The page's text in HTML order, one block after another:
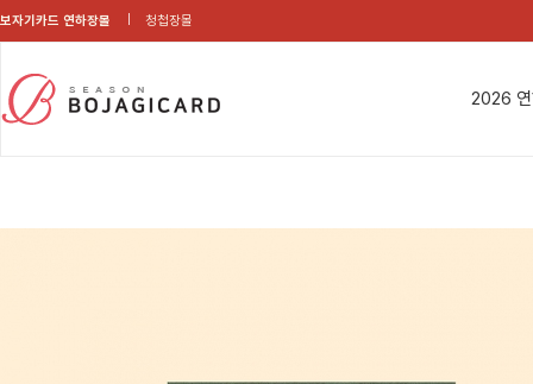
보자기카드 연하장몰 청첩장몰
2026